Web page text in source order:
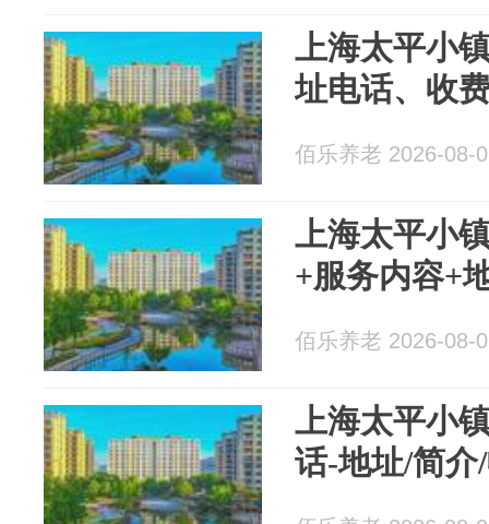
上海太平小
址电话、收
佰乐养老 2026-08-
上海太平小
+服务内容+
佰乐养老 2026-08-
上海太平小
话-地址/简介